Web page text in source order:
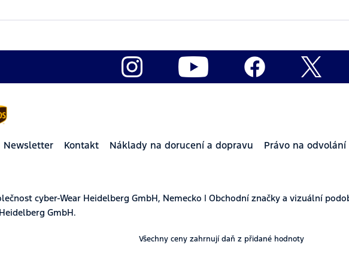
Newsletter Kontakt Náklady na dorucení a dopravu Právo na odvolání
cyber-Wear Heidelberg GmbH, Nemecko | Obchodní značky a vizuální
GmbH.
Všechny ceny zahrnují daň z přidané hodnoty